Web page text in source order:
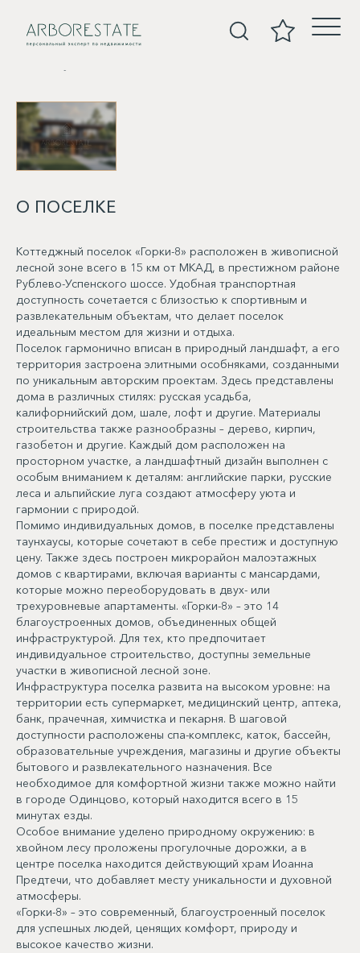
О ПОСЕЛКЕ
Коттеджный поселок «Горки-8» расположен в живописной
лесной зоне всего в 15 км от МКАД, в престижном районе
Рублево-Успенского шоссе. Удобная транспортная
доступность сочетается с близостью к спортивным и
развлекательным объектам, что делает поселок
идеальным местом для жизни и отдыха.
Поселок гармонично вписан в природный ландшафт, а его
территория застроена элитными особняками, созданными
по уникальным авторским проектам. Здесь представлены
дома в различных стилях: русская усадьба,
калифорнийский дом, шале, лофт и другие. Материалы
строительства также разнообразны – дерево, кирпич,
газобетон и другие. Каждый дом расположен на
просторном участке, а ландшафтный дизайн выполнен с
особым вниманием к деталям: английские парки, русские
леса и альпийские луга создают атмосферу уюта и
гармонии с природой.
Помимо индивидуальных домов, в поселке представлены
таунхаусы, которые сочетают в себе престиж и доступную
цену. Также здесь построен микрорайон малоэтажных
домов с квартирами, включая варианты с мансардами,
которые можно переоборудовать в двух- или
трехуровневые апартаменты. «Горки-8» – это 14
благоустроенных домов, объединенных общей
инфраструктурой. Для тех, кто предпочитает
индивидуальное строительство, доступны земельные
участки в живописной лесной зоне.
Инфраструктура поселка развита на высоком уровне: на
территории есть супермаркет, медицинский центр, аптека,
банк, прачечная, химчистка и пекарня. В шаговой
доступности расположены спа-комплекс, каток, бассейн,
образовательные учреждения, магазины и другие объекты
бытового и развлекательного назначения. Все
необходимое для комфортной жизни также можно найти
в городе Одинцово, который находится всего в 15
минутах езды.
Особое внимание уделено природному окружению: в
хвойном лесу проложены прогулочные дорожки, а в
центре поселка находится действующий храм Иоанна
Предтечи, что добавляет месту уникальности и духовной
атмосферы.
«Горки-8» – это современный, благоустроенный поселок
для успешных людей, ценящих комфорт, природу и
высокое качество жизни.